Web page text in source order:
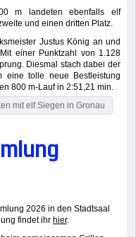
m landeten ebenfalls elf
und einen dritten Platz.
Justus König an und
einer Punktzahl von 1.128
Diesmal stach dabei der
eine tolle neue Bestleistung
800 m-Lauf in 2:51,21 min.
mit elf Siegen in Gronau
2026 in den Stadtsaal
findet ihr hier.